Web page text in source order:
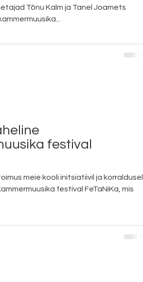
Tõnu Kalm ja Tanel Joamets
festival
meie kooli initsiatiivil ja korraldusel
festival FeTaNiKa, mis